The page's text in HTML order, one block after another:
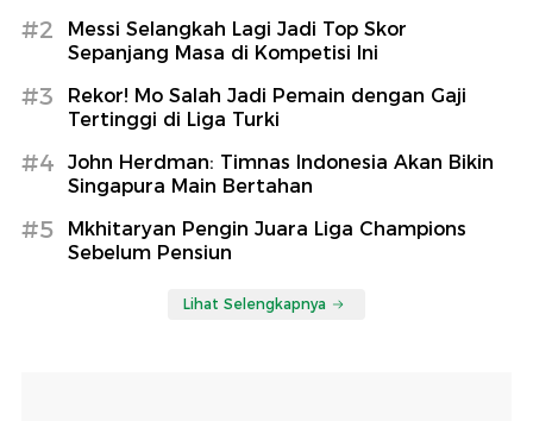
#2
Messi Selangkah Lagi Jadi Top Skor
Sepanjang Masa di Kompetisi Ini
#3
Rekor! Mo Salah Jadi Pemain dengan Gaji
Tertinggi di Liga Turki
#4
John Herdman: Timnas Indonesia Akan Bikin
Singapura Main Bertahan
#5
Mkhitaryan Pengin Juara Liga Champions
Sebelum Pensiun
Lihat Selengkapnya